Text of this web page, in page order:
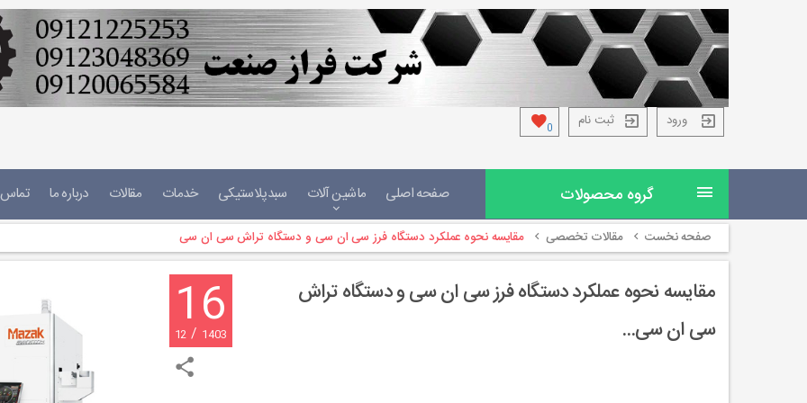
ورود ثبت نام 0
صفحه اصلی ماشین آلات سبدپلاستیکی خدمات مقالات درباره ما تماس گروه محصولات
صفحه نخست مقالات تخصصی مقایسه نحوه عملکرد دستگاه فرز سی ان سی و دستگاه تراش سی ان سی
مقایسه نحوه عملکرد دستگاه فرز سی ان سی و دستگاه تراش
سی ان سی...
16
12 / 1403